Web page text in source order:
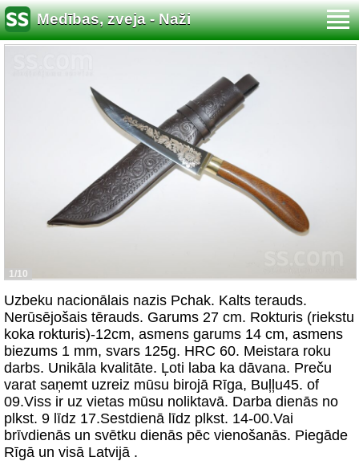
Medības, zveja - Naži
1/10
Uzbeku nacionālais nazis Pchak. Kalts terauds.
Nerūsējošais tērauds. Garums 27 cm. Rokturis (riekstu
koka rokturis)-12cm, asmens garums 14 cm, asmens
biezums 1 mm, svars 125g. HRC 60. Meistara roku
darbs. Unikāla kvalitāte. Ļoti laba ka dāvana. Preču
varat saņemt uzreiz mūsu birojā Rīga, Buļļu45. of
09.Viss ir uz vietas mūsu noliktavā. Darba dienās no
plkst. 9 līdz 17.Sestdienā līdz plkst. 14-00.Vai
brīvdienās un svētku dienās pēc vienošanās. Piegāde
Rīgā un visā Latvijā .